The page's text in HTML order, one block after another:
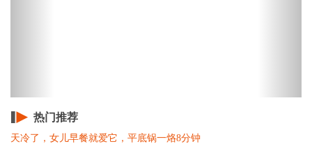
热门推荐
天冷了，女儿早餐就爱它，平底锅一烙8分钟